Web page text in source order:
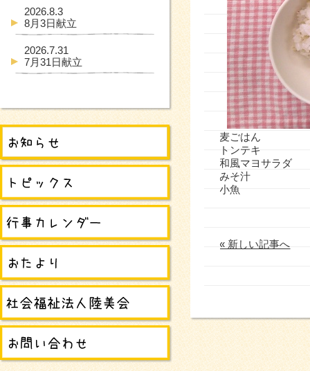
麦ごはん
トンテキ
和風マヨサラダ
みそ汁
小魚
« 新しい記事へ
2026.8.3
8月3日献立
2026.7.31
7月31日献立